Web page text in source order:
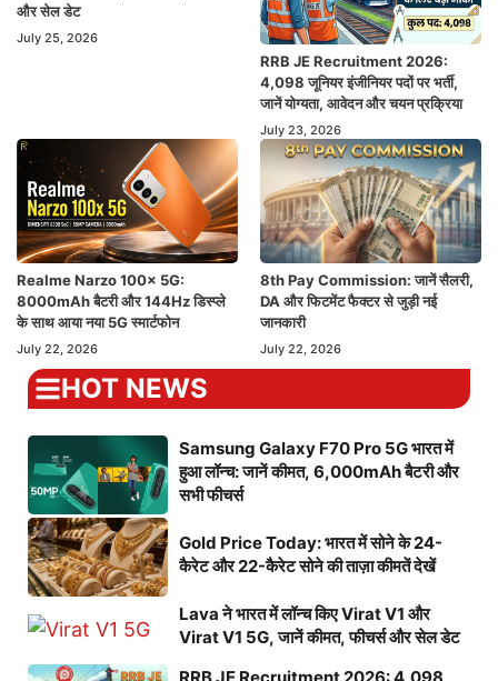
और सेल डेट
July 25, 2026
RRB JE Recruitment 2026:
4,098 जूनियर इंजीनियर पदों पर भर्ती,
जानें योग्यता, आवेदन और चयन प्रक्रिया
July 23, 2026
Realme Narzo 100x 5G:
8000mAh बैटरी और 144Hz डिस्प्ले
के साथ आया नया 5G स्मार्टफोन
July 22, 2026
8th Pay Commission: जानें सैलरी,
DA और फिटमेंट फैक्टर से जुड़ी नई
जानकारी
July 22, 2026
HOT NEWS
Samsung Galaxy F70 Pro 5G भारत में
हुआ लॉन्च: जानें कीमत, 6,000mAh बैटरी और
सभी फीचर्स
Gold Price Today: भारत में सोने के 24-
कैरेट और 22-कैरेट सोने की ताज़ा कीमतें देखें
Lava ने भारत में लॉन्च किए Virat V1 और
Virat V1 5G, जानें कीमत, फीचर्स और सेल डेट